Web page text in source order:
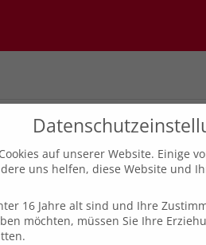
auf unserer Website. Einige
uns helfen, diese Website und
16 Jahre alt sind und Ihre
möchten, müssen Sie Ihre